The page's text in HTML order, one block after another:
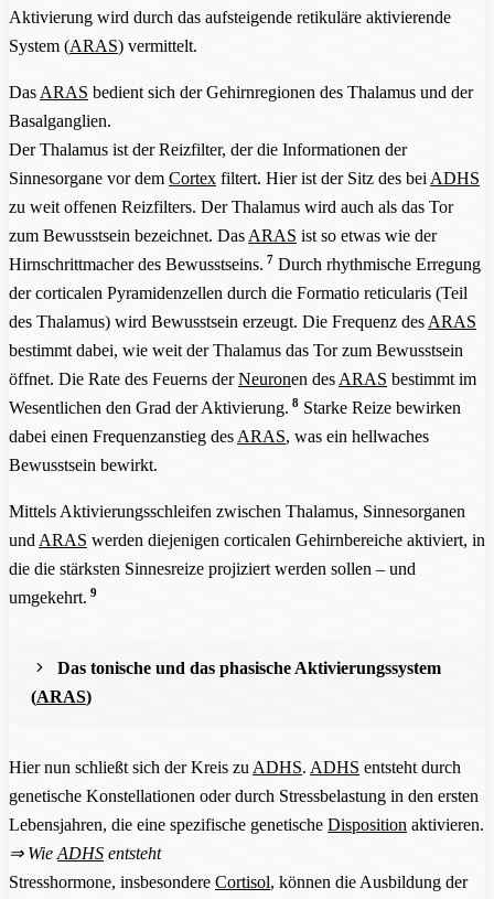
Die Aktivierung erfolgt, wenn das erforderliche Maß an
Interesse bzw. Wichtigkeit (innerer Erregung,
Ist dieses Steuerungselement gestört, ergeben sich
Aufmerksamkeitsprobleme.
BeiADHSist der optimale Bereich kleiner (untere
Erregungsschwelle ist erhöht, obere herabgesetzt). Zugleich
ist dieser optimale Bereich für die Betroffenen schwerer
einzuhalten (siehe nächster Punkt).
Aktivierung wird durch das aufsteigende retikuläre aktivierende
System (ARAS) vermittelt.
Das ARAS bedient sich der Gehirnregionen des Thalamus und der
Basalganglien.
Der Thalamus ist der Reizfilter, der die Informationen der
Sinnesorgane vor dem Cortex filtert. Hier ist der Sitz des bei ADHS
zu weit offenen Reizfilters. Der Thalamus wird auch als das Tor
zum Bewusstsein bezeichnet. Das ARAS ist so etwas wie der
Hirnschrittmacher des Bewusstseins. 7 Durch rhythmische Erregung
der corticalen Pyramidenzellen durch die Formatio reticularis (Teil
des Thalamus) wird Bewusstsein erzeugt. Die Frequenz des ARAS
bestimmt dabei, wie weit der Thalamus das Tor zum Bewusstsein
öffnet. Die Rate des Feuerns derNeuronen des ARAS bestimmt im
Wesentlichen den Grad der Aktivierung. 8Starke Reize bewirken
dabei einen Frequenzanstieg des ARAS, was ein hellwaches
Bewusstsein bewirkt.
Mittels Aktivierungsschleifen zwischen Thalamus, Sinnesorganen
und ARAS werden diejenigen corticalen Gehirnbereiche aktiviert, in
die die stärksten Sinnesreize projiziert werden sollen – und
umgekehrt. 9
Das tonische und das phasische Aktivierungssystem
(ARAS)
Das Gehirn beherbergt zwei Aktivierungssysteme:
Hier nun schließt sich der Kreis zu ADHS. ADHS entsteht durch
genetische Konstellationen oder durch Stressbelastung in den ersten
Lebensjahren, die eine spezifische genetische Disposition aktivieren.
⇒ Wie ADHS entsteht
Stresshormone, insbesondere Cortisol, können die Ausbildung der